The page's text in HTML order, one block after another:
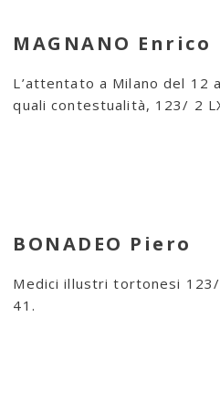
MAGNANO Enrico
L’attentato a Milano del 12
quali contestualità, 123/ 2
BONADEO Piero
Medici illustri tortonesi
41.